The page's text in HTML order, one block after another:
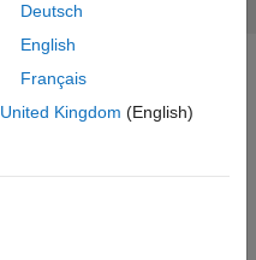
Deutsch
English
Français
United Kingdom (English)